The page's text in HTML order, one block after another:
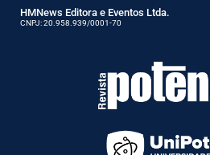
HMNews Editora e Eventos Ltda.
CNPJ: 20.958.939/0001-70